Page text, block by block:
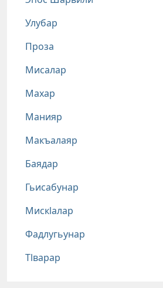
Улубар
Проза
Мисалар
Махар
Манияр
Макъалаяр
Баядар
Гьисабунар
Мискlалар
Фадлугьунар
Тlварар